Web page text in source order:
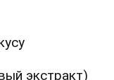
экстракт)